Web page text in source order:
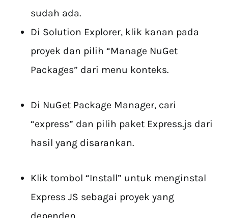
sudah ada.
Di Solution Explorer, klik kanan pada
proyek dan pilih “Manage NuGet
Packages” dari menu konteks.
Di NuGet Package Manager, cari
“express” dan pilih paket Express.js dari
hasil yang disarankan.
Klik tombol “Install” untuk menginstal
Express JS sebagai proyek yang